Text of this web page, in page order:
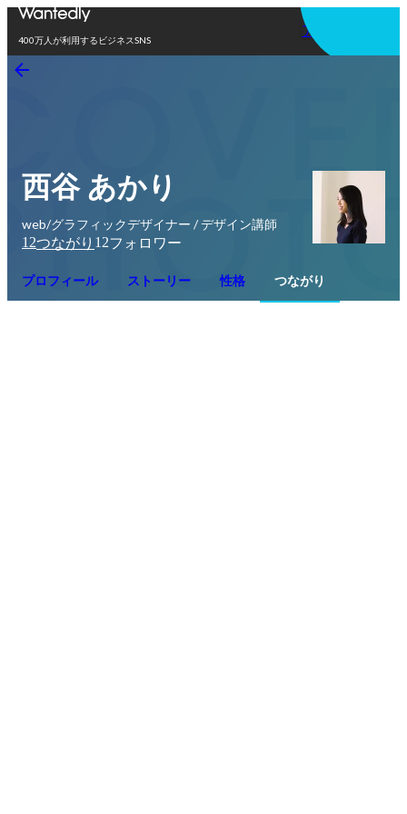
400万人が利用するビジネスSNS
アプリを使う
西谷 あかり
web/グラフィックデザイナー / デザイン講師
12つながり 12フォロワー
プロフィール ストーリー 性格 つながり